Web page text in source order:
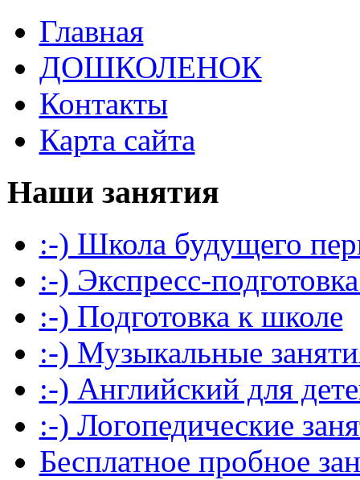
Главная
ДОШКОЛЕНОК
Контакты
Карта сайта
Наши занятия
:-) Школа будущего
:-) Экспресс-
:-) Подготовка к школе
:-) Музыкальные
:-) Английский для
:-) Логопедические
Бесплатное пробное